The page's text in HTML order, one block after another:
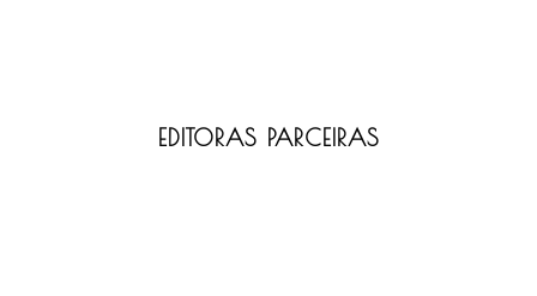
EDITORAS PARCEIRAS